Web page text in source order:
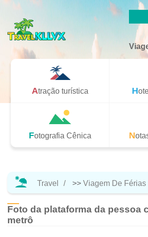
Atração turística
Fotografia Cênica
Travel >> Viagem De Férias
Foto da plataforma da pessoa
metrô